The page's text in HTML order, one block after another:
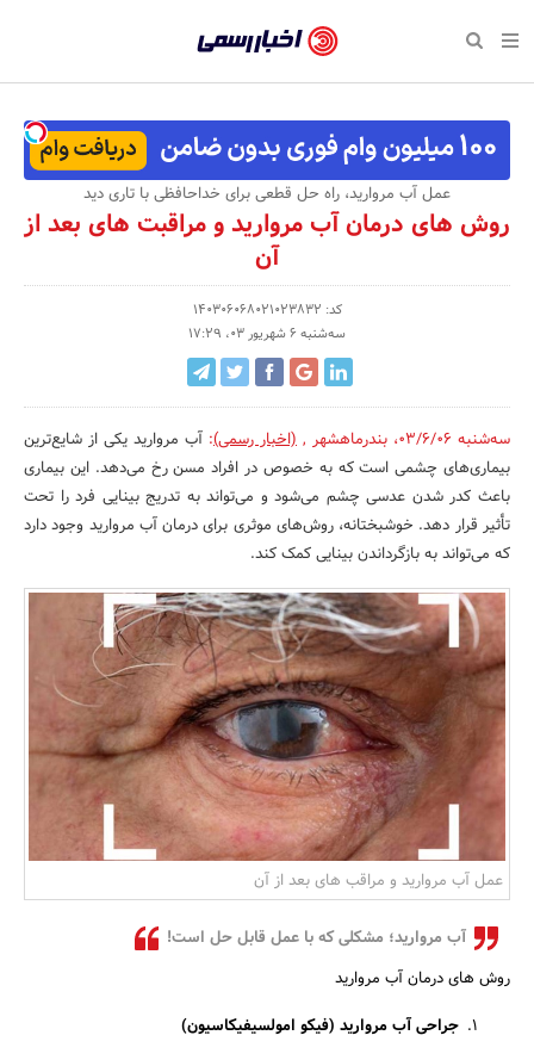
رسمی
-
اخبار
تایید
شده
شرکت‌ها،
سازمان‌ها
و
روابط
عمومی‌ها
بازگشت
صفحه نخست پایگاه خبری
اقتصادی
صفحه نخست اقتصادی
تجارت و بازار
کارآفرینی و استارتاپ
نفت، انرژی و صنایع
کسب و کار و خرده فروشی
صنایع غذایی و کشاورزی
کار و استخدام
مسکن و ساختمان
اجتماعی
صفحه نخست اجتماعی
علم و آموزش
بهداشت و درمان
شهر و جامعه
محیط زیست
تبلیغات و روابط عمومی
فرهنگی
صفحه نخست فرهنگی
رسانه‌ها
نشریات و کتاب
سینما و تئاتر
صنایع دستی
صفحه نخست ورزش
تازه‌های ورزش
مکان‌های ورزشی
تجهیزات ورزشی
صفحه نخست سبک زندگی
سلامت و زیبایی
روانشناسی و موفقیت
مد و لباس
رویداد
صفحه نخست رویداد
حراج و تخفیف
جشنواره، نمایشگاه و
مسابقه و فراخوان
عمل آب مروارید، راه حل قطعی برای خداحافظی با تاری دید
روش های درمان آب مروارید و مراقبت های بعد از
آن
کد: 140306068021023832
سه‌شنبه 6 شهریور 03، 17:29
سه‌شنبه 03/6/06 ، بندرماهشهر , (اخبار رسمی): آب مروارید یکی از شایع‌ترین
بیماری‌های چشمی است که به خصوص در افراد مسن رخ می‌دهد. این بیماری
باعث کدر شدن عدسی چشم می‌شود و می‌تواند به تدریج بینایی فرد را تحت
تأثیر قرار دهد. خوشبختانه، روش‌های موثری برای درمان آب مروارید وجود دارد
که می‌تواند به بازگرداندن بینایی کمک کند.
عمل آب مروارید و مراقب های بعد از آن
آب مروارید؛ مشکلی که با عمل قابل حل است!
روش های درمان آب مروارید
جراحی آب مروارید (فیکو امولسیفیکاسیون)